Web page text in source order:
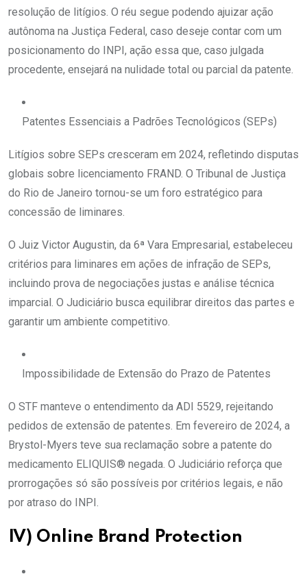
resolução de litígios. O réu segue podendo ajuizar ação
autônoma na Justiça Federal, caso deseje contar com um
posicionamento do INPI, ação essa que, caso julgada
procedente, ensejará na nulidade total ou parcial da patente.
Patentes Essenciais a Padrões Tecnológicos (SEPs)
Litígios sobre SEPs cresceram em 2024, refletindo disputas
globais sobre licenciamento FRAND. O Tribunal de Justiça
do Rio de Janeiro tornou-se um foro estratégico para
concessão de liminares.
O Juiz Victor Augustin, da 6ª Vara Empresarial, estabeleceu
critérios para liminares em ações de infração de SEPs,
incluindo prova de negociações justas e análise técnica
imparcial. O Judiciário busca equilibrar direitos das partes e
garantir um ambiente competitivo.
Impossibilidade de Extensão do Prazo de Patentes
O STF manteve o entendimento da ADI 5529, rejeitando
pedidos de extensão de patentes. Em fevereiro de 2024, a
Brystol-Myers teve sua reclamação sobre a patente do
medicamento ELIQUIS® negada. O Judiciário reforça que
prorrogações só são possíveis por critérios legais, e não
por atraso do INPI.
IV) Online Brand Protection